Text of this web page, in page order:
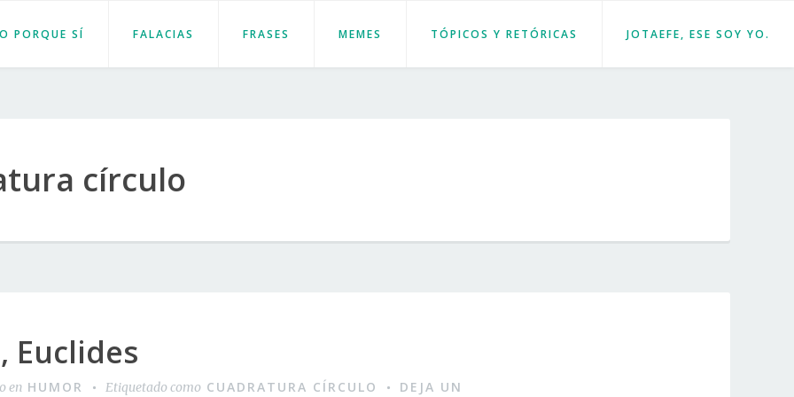
PORQUE SÍ FALACIAS FRASES MEMES TÓPICOS Y RETÓRICAS JOTAEFE, ESE SOY YO.
círculo
Euclides
en HUMOR Etiquetado como CUADRATURA CÍRCULO
DEJA UN